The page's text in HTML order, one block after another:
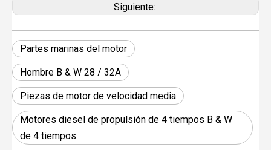
Siguiente:
Partes marinas del motor
Hombre B & W 28 / 32A
Piezas de motor de velocidad media
Motores diesel de propulsión de 4 tiempos B & W
de 4 tiempos